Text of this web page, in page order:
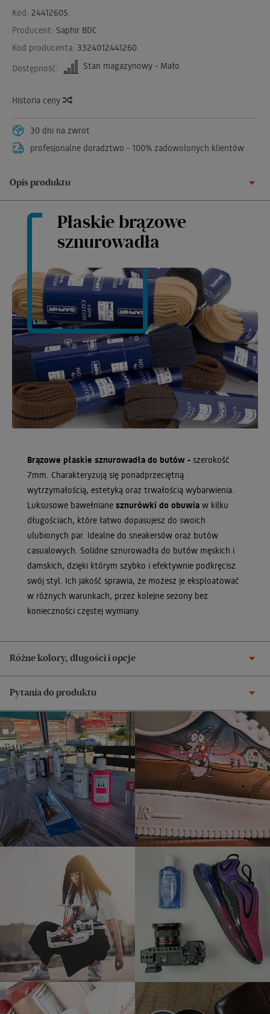
Kod: 2441260S
Producent: Saphir BDC
Kod producenta: 3324012441260
Dostępność:
Stan magazynowy - Mało
Historia ceny
30 dni na zwrot
profesjonalne doradztwo - 100% zadowolonych klientów
Opis produktu
Płaskie brązowe
sznurowadła
Brązowe płaskie sznurowadła do butów - szerokość
7mm. Charakteryzują się ponadprzeciętną
wytrzymałością, estetyką oraz trwałością wybarwienia.
Luksusowe bawełniane sznurówki do obuwia w kilku
długościach, które łatwo dopasujesz do swoich
ulubionych par. Idealne do sneakersów oraz butów
casualowych. Solidne sznurowadła do butów męskich i
damskich, dzięki którym szybko i efektywnie podkręcisz
swój styl. Ich jakość sprawia, że możesz je eksploatować
w różnych warunkach, przez kolejne sezony bez
konieczności częstej wymiany.
Różne kolory, długości i opcje
Pytania do produktu